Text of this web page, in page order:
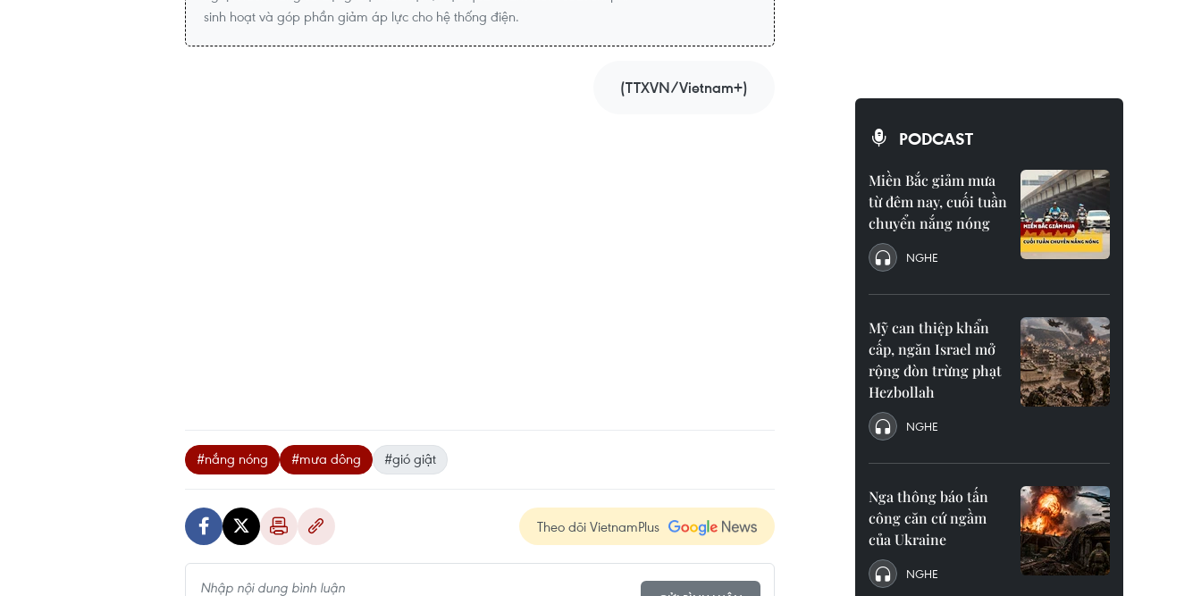
sinh hoạt và góp phần giảm áp lực cho hệ thống điện.
(TTXVN/Vietnam+)
#nắng nóng #mưa dông #gió giật
Theo dõi VietnamPlus
PODCAST
Miền Bắc giảm mưa
từ đêm nay, cuối tuần
chuyển nắng nóng
NGHE
Mỹ can thiệp khẩn
cấp, ngăn Israel mở
rộng đòn trừng phạt
Hezbollah
NGHE
Nga thông báo tấn
công căn cứ ngầm
của Ukraine
NGHE